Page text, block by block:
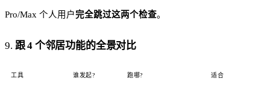
Pro/Max 个人用户完全跳过这两个检查。
9. 跟 4 个邻居功能的全景对比
工具 谁发起? 跑哪? 适合